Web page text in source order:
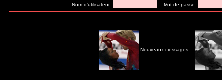
Nom d'utilisateur: Mot de passe:
Nouveaux messages